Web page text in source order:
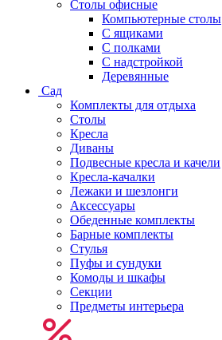
Столы офисные
Компьютерные столы
С ящиками
С полками
С надстройкой
Деревянные
Сад
Комплекты для отдыха
Столы
Кресла
Диваны
Подвесные кресла и качели
Кресла-качалки
Лежаки и шезлонги
Аксессуары
Обеденные комплекты
Барные комплекты
Стулья
Пуфы и сундуки
Комоды и шкафы
Секции
Предметы интерьера